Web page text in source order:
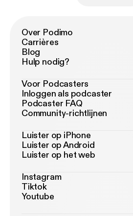
Over Podimo
Carrières
Blog
Hulp nodig?
Voor Podcasters
Inloggen als podcaster
Podcaster FAQ
Community-richtlijnen
Luister op iPhone
Luister op Android
Luister op het web
Instagram
Tiktok
Youtube